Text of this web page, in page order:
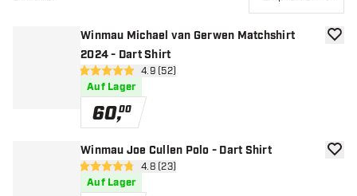
Winmau Michael van Gerwen Matchshirt
2024 - Dart Shirt
Bewertungsbereich öffnen
4.9 Bewertungssterne
4.9 (52)
Auf Lager
60,00
Zur
Winmau Joe Cullen Polo - Dart Shirt
Bewertungsbereich öffnen
4.8 Bewertungssterne
4.8 (23)
Auf Lager
Zur